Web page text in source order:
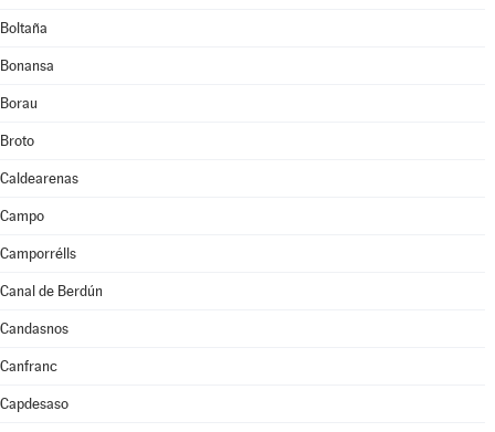
Boltaña
Bonansa
Borau
Broto
Caldearenas
Campo
Camporrélls
Canal de Berdún
Candasnos
Canfranc
Capdesaso